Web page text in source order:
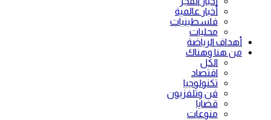
أخبار عالمية
فلسطينيات
محليات
أهداف الرياضة
من هنا وهناك
الكل
اقتصاد
تكنولوجيا
فن وتلفزيون
قضايا
منوعات